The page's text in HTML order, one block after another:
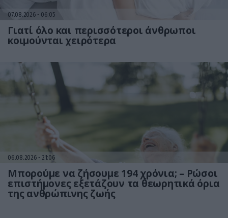
07.08.2026 06:05
Γιατί όλο και περισσότεροι άνθρωποι
κοιμούνται χειρότερα
06.08.2026 21:06
Μπορούμε να ζήσουμε 194 χρόνια; – Ρώσοι
επιστήμονες εξετάζουν τα θεωρητικά όρια
της ανθρώπινης ζωής